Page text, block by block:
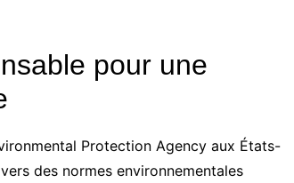
pour une
Protection Agency aux États-
des normes environnementales